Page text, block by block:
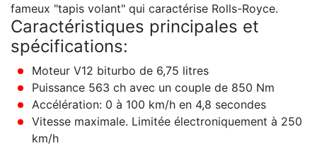
fameux "tapis volant" qui caractérise Rolls-Royce.
Caractéristiques principales et
spécifications:
Moteur V12 biturbo de 6,75 litres
Puissance 563 ch avec un couple de 850 Nm
Accélération: 0 à 100 km/h en 4,8 secondes
Vitesse maximale. Limitée électroniquement à 250
km/h